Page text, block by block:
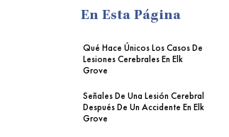
En Esta Página
Qué Hace Únicos Los Casos De
Lesiones Cerebrales En Elk
Grove
Señales De Una Lesión Cerebral
Después De Un Accidente En Elk
Grove